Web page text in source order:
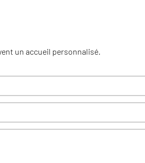
un accueil personnalisé.